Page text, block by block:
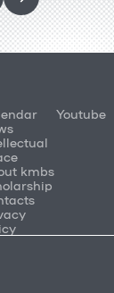
kmbs
Youtube